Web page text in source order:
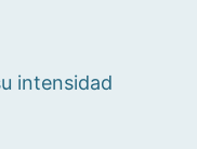
intensidad